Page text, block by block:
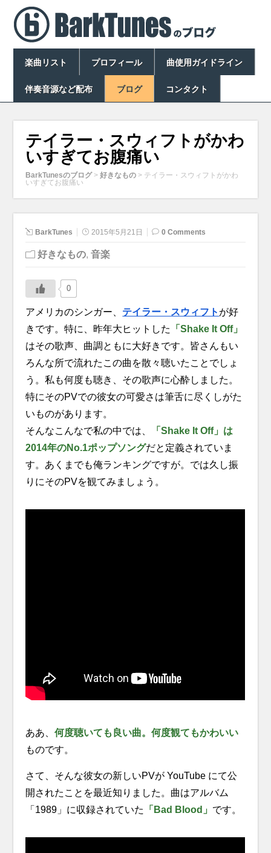
楽曲リスト プロフィール 曲使用ガイドライン
伴奏音源など配布 ブログ コンタクト
テイラー・スウィフトがかわ
いすぎてお腹痛い
BarkTunesのブログ>好きなもの > テイラー・スウィフトがかわ
いすぎてお腹痛い
BarkTunes 2015年5月21日 0 Comments
好きなもの,音楽
0
アメリカのシンガー、 テイラー・スウィフト が好
きです。特に、昨年大ヒットした
「Shake It Off」
はその歌声、曲調ともに大好きです。皆さんもい
ろんな所で流れたこの曲を散々聴いたことでしょ
う。私も何度も聴き、その歌声に心酔しました。
特にそのPVでの彼女の可愛さは筆舌に尽くしがた
いものがあります。
そんなこんなで私の中では、
「Shake It Off」は
2014年のNo.1ポップソングだと定義されていま
す。あくまでも俺ランキングですが。では久し振
りにそのPVを観てみましょう。
ああ、何度聴いても良い曲。何度観てもかわいい
ものです。
さて、そんな彼女の新しいPVが YouTube にて公
開されたことを最近知りました。曲はアルバム
「1989」に収録されていた
「Bad Blood」 です。